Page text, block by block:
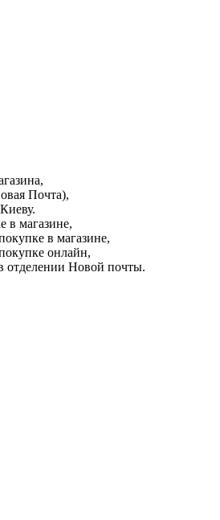
Почта),
в магазине,
в магазине,
онлайн,
отделении Новой почты.